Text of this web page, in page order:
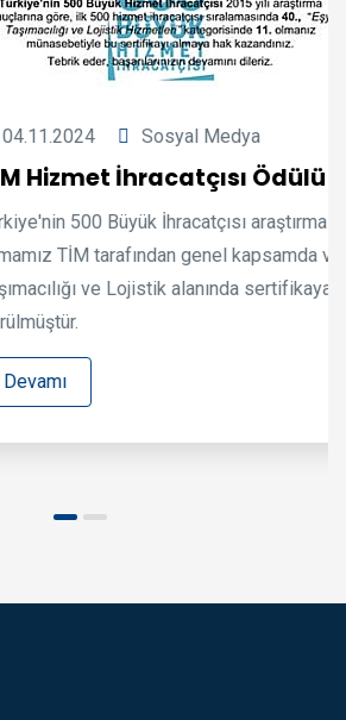
Sosyal Medya
İhracatçısı Ödülü
İhracatçısı araştırmasında
genel kapsamda ve Eşya
Lojistik alanında sertifikaya layık